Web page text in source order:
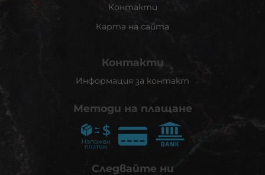
Контакти
Карта на сайта
Контакти
Информация за контакт
Методи на плащане
Следвайте ни